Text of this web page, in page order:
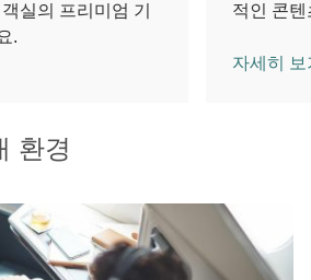
실의 프리미엄 기
.
적인 콘
자세히 보
환경